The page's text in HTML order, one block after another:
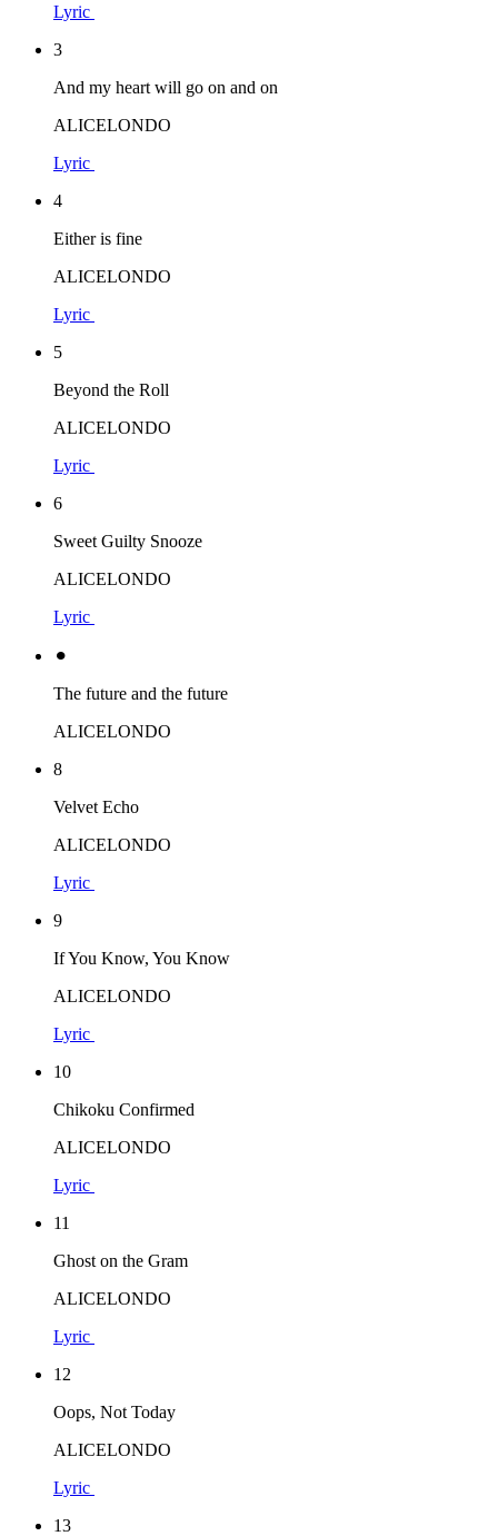
Lyric
3
And my heart will go on and on
ALICELONDO
Lyric
4
Either is fine
ALICELONDO
Lyric
5
Beyond the Roll
ALICELONDO
Lyric
6
Sweet Guilty Snooze
ALICELONDO
Lyric
⚫︎
The future and the future
ALICELONDO
8
Velvet Echo
ALICELONDO
Lyric
9
If You Know, You Know
ALICELONDO
Lyric
10
Chikoku Confirmed
ALICELONDO
Lyric
11
Ghost on the Gram
ALICELONDO
Lyric
12
Oops, Not Today
ALICELONDO
Lyric
13